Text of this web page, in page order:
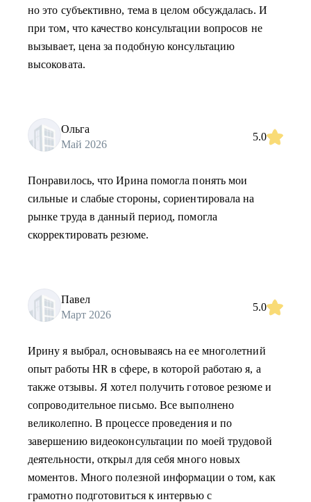
но это субъективно, тема в целом обсуждалась. И
при том, что качество консультации вопросов не
вызывает, цена за подобную консультацию
высоковата.
Ольга
Май 2026
5.0
Понравилось, что Ирина помогла понять мои
сильные и слабые стороны, сориентировала на
рынке труда в данный период, помогла
скорректировать резюме.
Павел
Март 2026
5.0
Ирину я выбрал, основываясь на ее многолетний
опыт работы HR в сфере, в которой работаю я, а
также отзывы. Я хотел получить готовое резюме и
сопроводительное письмо. Все выполнено
великолепно. В процессе проведения и по
завершению видеоконсультации по моей трудовой
деятельности, открыл для себя много новых
моментов. Много полезной информации о том, как
грамотно подготовиться к интервью с